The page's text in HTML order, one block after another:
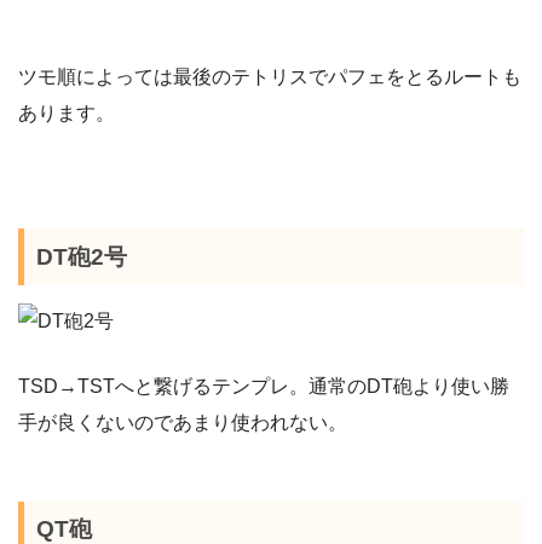
ツモ順によっては最後のテトリスでパフェをとるルートも
あります。
DT砲2号
TSD→TSTへと繋げるテンプレ。通常のDT砲より使い勝
手が良くないのであまり使われない。
QT砲